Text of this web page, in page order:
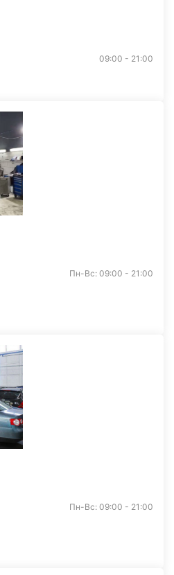
09:00 - 21:00
Пн-Вс: 09:00 - 21:00
Пн-Вс: 09:00 - 21:00